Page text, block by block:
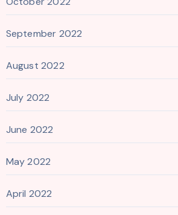
September 2022
August 2022
July 2022
June 2022
May 2022
April 2022